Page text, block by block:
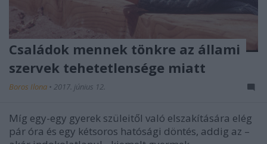
Családok mennek tönkre az állami
szervek tehetetlensége miatt
Boros Ilona • 2017. június 12.
Míg egy-egy gyerek szüleitől való elszakítására elég
pár óra és egy kétsoros hatósági döntés, addig az –